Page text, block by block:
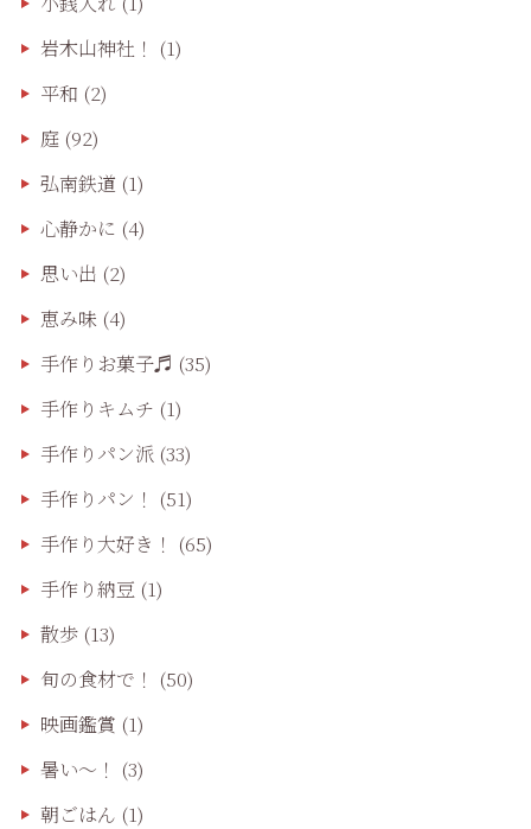
岩木山神社！ (1)
平和 (2)
庭(92)
弘南鉄道 (1)
心静かに (4)
思い出 (2)
恵み味(4)
手作りお菓子♬ (35)
手作りキムチ (1)
手作りパン派 (33)
手作りパン！ (51)
手作り大好き！ (65)
手作り納豆 (1)
散歩(13)
旬の食材で！ (50)
映画鑑賞 (1)
暑い～！ (3)
朝ごはん (1)